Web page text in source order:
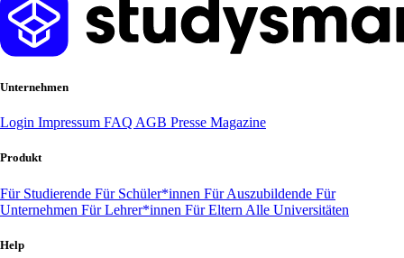
Unternehmen
Login Impressum FAQ AGB Presse Magazine
Produkt
Für Studierende Für Schüler*innen Für Auszubildende Für
Unternehmen Für Lehrer*innen Für Eltern Alle Universitäten
Help